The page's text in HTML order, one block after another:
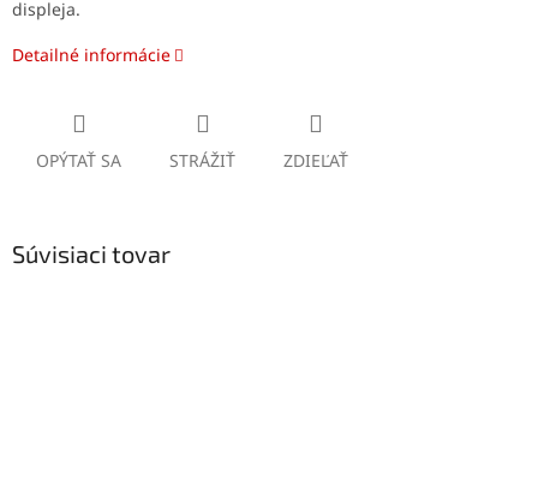
displeja.
Detailné informácie
OPÝTAŤ SA STRÁŽIŤ ZDIEĽAŤ
Súvisiaci tovar